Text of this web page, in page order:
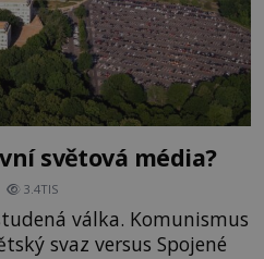
světová média?
3.4TIS
válka. Komunismus
svaz versus Spojené